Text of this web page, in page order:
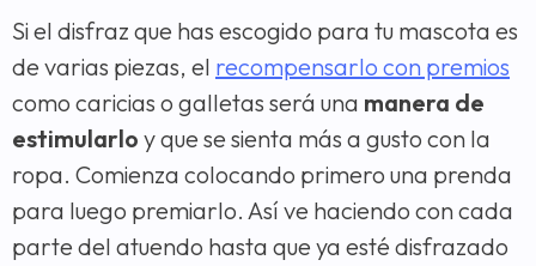
Si el disfraz que has escogido para tu mascota es
de varias piezas, el recompensarlo con premios
como caricias o galletas será una manera de
estimularlo y que se sienta más a gusto con la
ropa. Comienza colocando primero una prenda
para luego premiarlo. Así ve haciendo con cada
parte del atuendo hasta que ya esté disfrazado